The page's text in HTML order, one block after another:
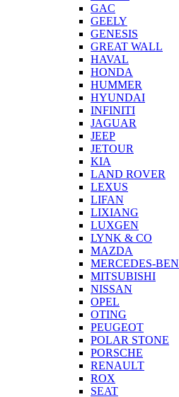
GAC
GEELY
GENESIS
GREAT WALL
HAVAL
HONDA
HUMMER
HYUNDAI
INFINITI
JAGUAR
JEEP
JETOUR
KIA
LAND ROVER
LEXUS
LIFAN
LIXIANG
LUXGEN
LYNK & CO
MAZDA
MERCEDES-
MITSUBISHI
NISSAN
OPEL
OTING
PEUGEOT
POLAR STONE
PORSCHE
RENAULT
ROX
SEAT